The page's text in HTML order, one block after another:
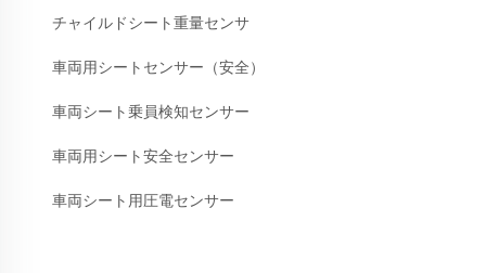
チャイルドシート重量センサ
車両用シートセンサー（安全）
車両シート乗員検知センサー
車両用シート安全センサー
車両シート用圧電センサー